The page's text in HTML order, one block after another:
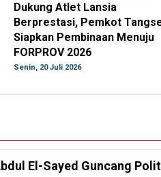
Dukung Atlet Lansia
Berprestasi, Pemkot
Siapkan Pembinaan Menuju
FORPROV 2026
Senin, 20 Juli 2026
El-Sayed Guncang